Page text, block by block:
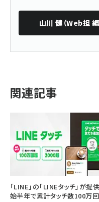
山川 健（Web担 編
関連記事
「LINE」の「LINEタッチ」が提
始半年で累計タッチ数100万回